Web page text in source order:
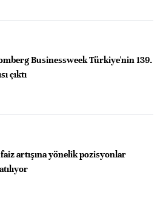
Businessweek Türkiye'nin 139.
çıktı
faiz artışına yönelik pozisyonlar